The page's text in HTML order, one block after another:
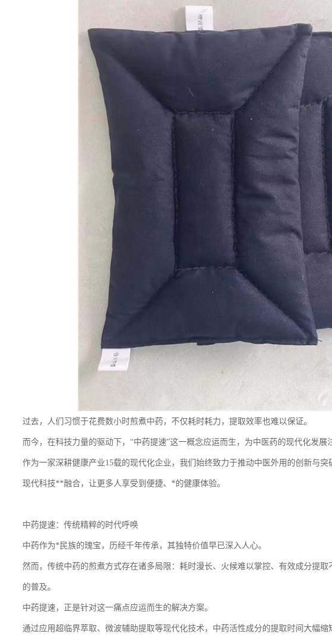
过去，人们习惯于花费数小时煎煮中药，不仅耗时耗力，提取效率也难以保证。
而今，在科技力量的驱动下，“中药提速”这一概念应运而生，为中医药的现代化发展
作为一家深耕健康产业15载的现代化企业，我们始终致力于推动中医外用的创新与
现代科技**融合，让更多人享受到便捷、*的健康体验。
中药提速：传统精粹的时代呼唤
中药作为*民族的瑰宝，历经千年传承，其独特价值早已深入人心。
然而，传统中药的煎煮方式存在诸多局限：耗时漫长、火候难以掌控、有效成分提
的普及。
中药提速，正是针对这一痛点应运而生的解决方案。
通过应用超临界萃取、微波辅助提取等现代化技术，中药活性成分的提取时间大幅